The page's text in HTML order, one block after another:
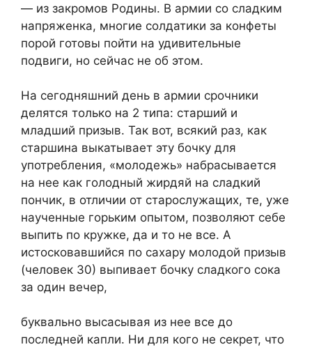
— из закромов Родины. В армии со сладким
напряженка, многие солдатики за конфеты
порой готовы пойти на удивительные
подвиги, но сейчас не об этом.
На сегодняшний день в армии срочники
делятся только на 2 типа: старший и
младший призыв. Так вот, всякий раз, как
старшина выкатывает эту бочку для
употребления, «молодежь» набрасывается
на нее как голодный жирдяй на сладкий
пончик, в отличии от старослужащих, те, уже
наученные горьким опытом, позволяют себе
выпить по кружке, да и то не все. А
истосковавшийся по сахару молодой призыв
(человек 30) выпивает бочку сладкого сока
за один вечер,
буквально высасывая из нее все до
последней капли. Ни для кого не секрет, что